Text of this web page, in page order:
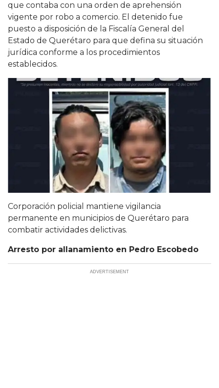
que contaba con una orden de aprehensión
vigente por robo a comercio. El detenido fue
puesto a disposición de la Fiscalía General del
Estado de Querétaro para que defina su situación
jurídica conforme a los procedimientos
establecidos.
Corporación policial mantiene vigilancia
permanente en municipios de Querétaro para
combatir actividades delictivas.
Arresto por allanamiento en Pedro Escobedo